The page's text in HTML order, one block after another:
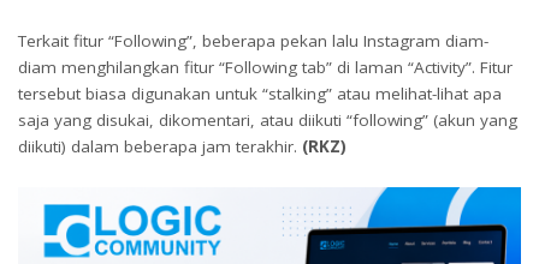
Terkait fitur “Following”, beberapa pekan lalu Instagram diam-
diam menghilangkan fitur “Following tab” di laman “Activity”. Fitur
tersebut biasa digunakan untuk “stalking” atau melihat-lihat apa
saja yang disukai, dikomentari, atau diikuti “following” (akun yang
diikuti) dalam beberapa jam terakhir. (RKZ)